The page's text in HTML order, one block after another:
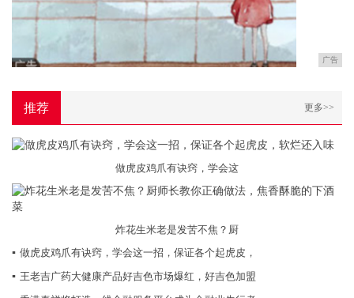
广告
推荐 更多>>
做虎皮鸡爪有诀窍，学会这
炸花生米老是发苦不焦？厨
▪ 做虎皮鸡爪有诀窍，学会这一招，保证各个起虎皮，
▪ 王老吉广药大健康产品好吉色市场爆红，好吉色加盟